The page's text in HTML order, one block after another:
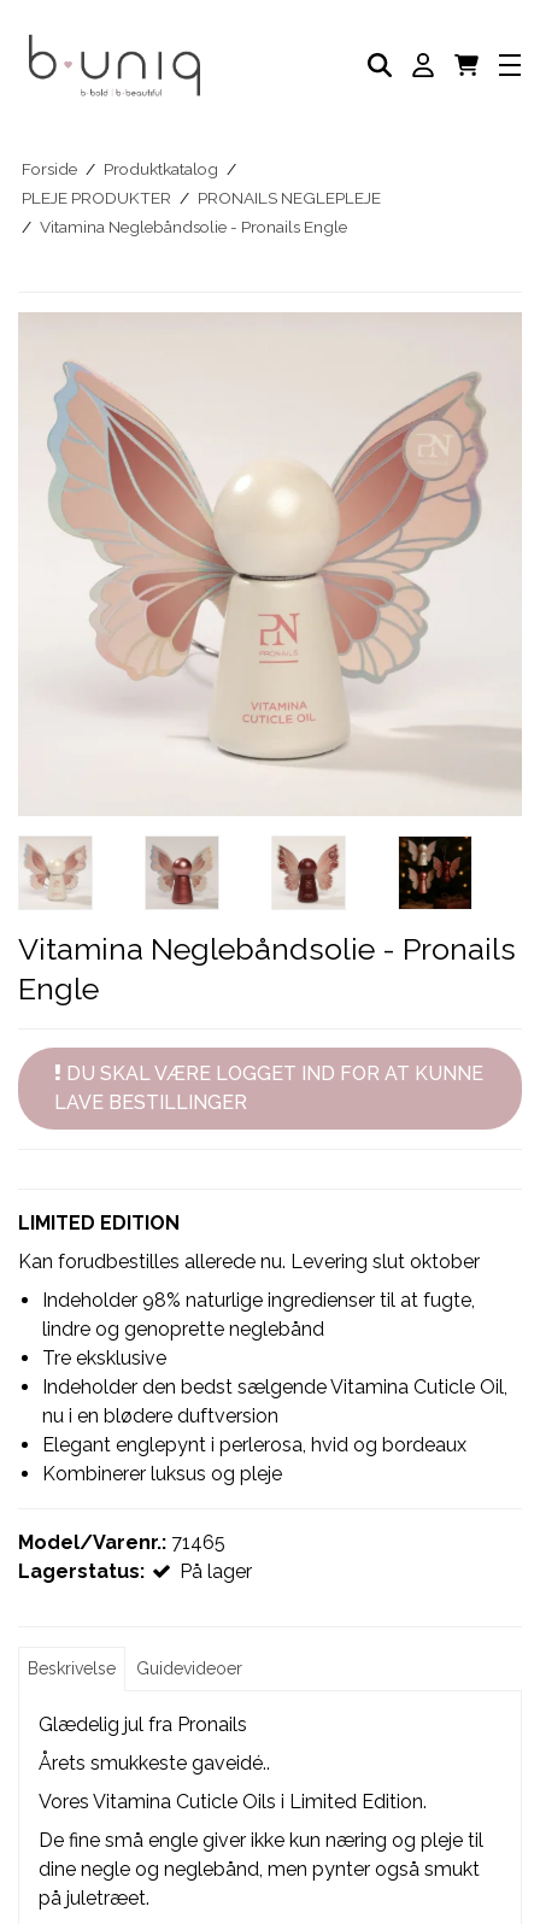
PLEJE PRODUKTER
AKADEMI
PROFESSIONELLE PRODUKTER
BLOG
Forside / Produktkatalog /
PLEJE PRODUKTER / PRONAILS NEGLEPLEJE
/ Vitamina Neglebåndsolie - Pronails Engle
Vitamina Neglebåndsolie - Pronails
Engle
DU SKAL VÆRE LOGGET IND FOR AT KUNNE
LAVE BESTILLINGER
LIMITED EDITION
Kan forudbestilles allerede nu. Levering slut oktober
Indeholder 98% naturlige ingredienser til at fugte,
lindre og genoprette neglebånd
Tre eksklusive
Indeholder den bedst sælgende Vitamina Cuticle Oil,
nu i en blødere duftversion
Elegant englepynt i perlerosa, hvid og bordeaux
Kombinerer luksus og pleje
Model/Varenr.: 71465
Lagerstatus:
På lager
Beskrivelse Guidevideoer
Glædelig jul fra Pronails
Årets smukkeste gaveidé..
Vores Vitamina Cuticle Oils i Limited Edition.
De fine små engle giver ikke kun næring og pleje til
dine negle og neglebånd, men pynter også smukt
på juletræet.